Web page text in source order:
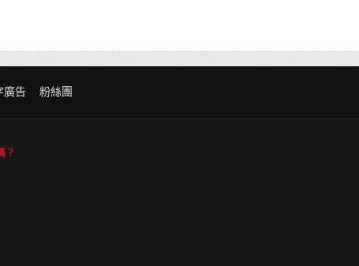
廣告 粉絲團
？